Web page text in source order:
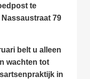
te
Nassaustraat 79
belt u alleen
wachten tot
in